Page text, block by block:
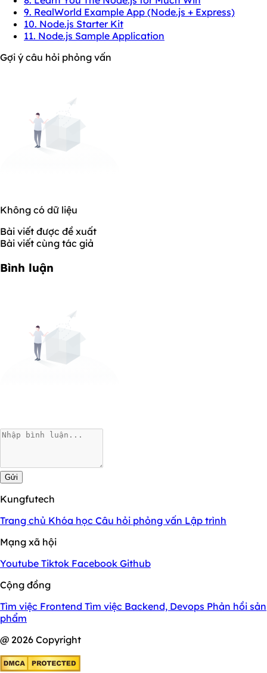
9. RealWorld Example App (Node.js + Express)
10. Node.js Starter Kit
11. Node.js Sample Application
Gợi ý câu hỏi phỏng vấn
Không có dữ liệu
Bài viết được đề xuất
Bài viết cùng tác giả
Bình luận
Gửi
Kungfutech
Trang chủ Khóa học Câu hỏi phỏng vấn Lập trình
Mạng xã hội
Youtube Tiktok Facebook Github
Cộng đồng
Tìm việc Frontend Tìm việc Backend, Devops Phản hồi sản
phẩm
@ 2026 Copyright